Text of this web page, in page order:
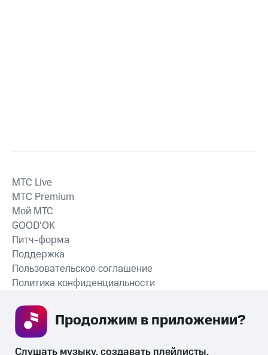
СКАЧАТЬ ПРИЛОЖЕНИЕ
MTС Live
MTС Premium
Мой МТС
GOOD’OK
Питч-форма
Поддержка
Пользовательское соглашение
Политика конфиденциальности